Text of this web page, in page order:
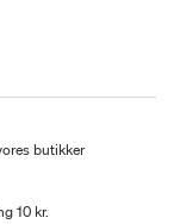
butikker
10 kr.